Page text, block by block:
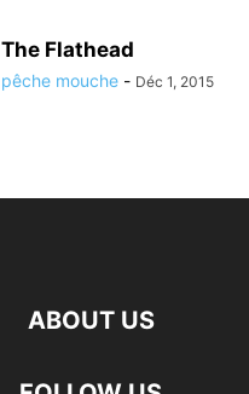
The Flathead
pêche mouche - Déc 1, 2015
ABOUT US